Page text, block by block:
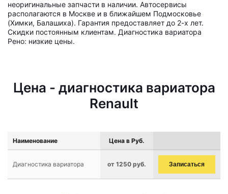
неоригинальные запчасти в наличии. Автосервисы
располагаются в Москве и в ближайшем Подмосковье
(Химки, Балашиха). Гарантия предоставляет до 2-х лет.
Скидки постоянным клиентам. Диагностика вариатора
Рено: низкие цены.
Цена - диагностика вариатора
Renault
Наименование Цена в Руб.
Диагностика вариатора от 1250 руб. Записаться